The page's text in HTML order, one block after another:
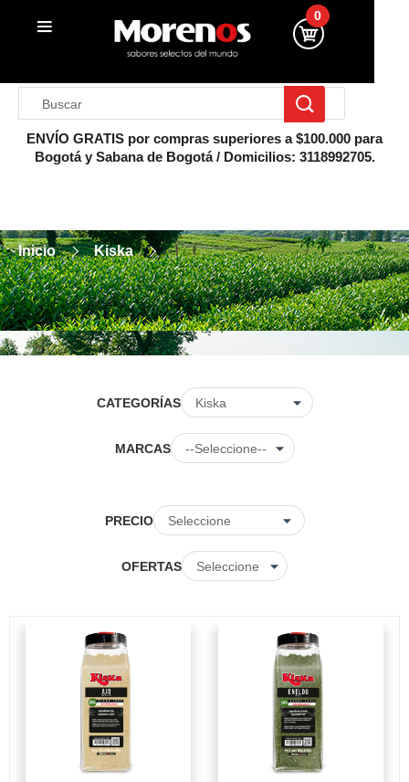
0
ENVÍO GRATIS por compras superiores a $100.000 para
Bogotá y Sabana de Bogotá / Domicilios: 3118992705.
Inicio Kiska
CATEGORÍAS
MARCAS
PRECIO
OFERTAS